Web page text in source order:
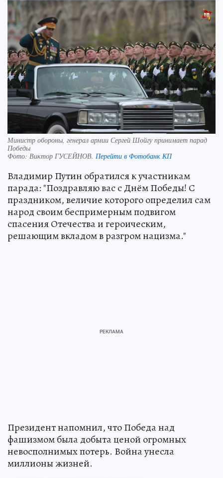
Министр обороны, генерал армии Сергей Шойгу принимает парад
Победы
Фото: Виктор ГУСЕЙНОВ. Перейти в Фотобанк КП
Владимир Путин обратился к участникам
парада: "Поздравляю вас с Днём Победы! С
праздником, величие которого определил сам
народ своим беспримерным подвигом
спасения Отечества и героическим,
решающим вкладом в разгром нацизма."
Президент напомнил, что Победа над
фашизмом была добыта ценой огромных
невосполнимых потерь. Война унесла
миллионы жизней.